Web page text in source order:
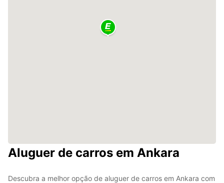
Aluguer de carros em Ankara
Descubra a melhor opção de aluguer de carros em Ankara com